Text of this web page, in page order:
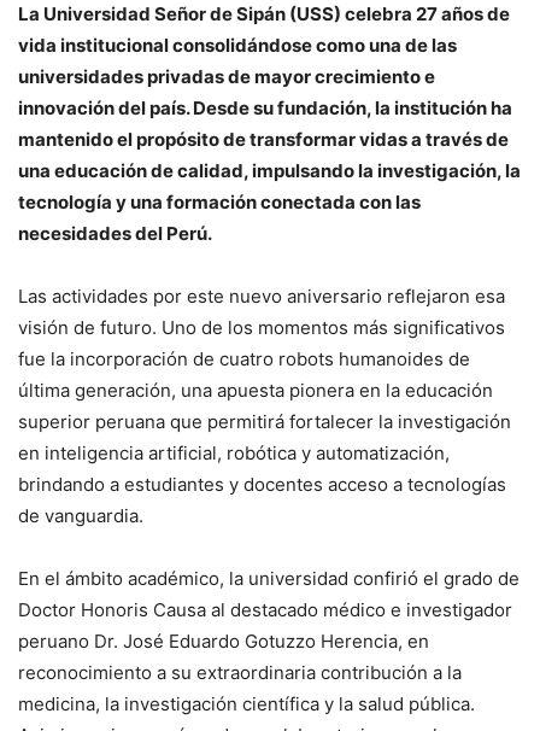
La Universidad Señor de Sipán (USS) celebra 27 años de
vida institucional consolidándose como una de las
universidades privadas de mayor crecimiento e
innovación del país. Desde su fundación, la institución ha
mantenido el propósito de transformar vidas a través de
una educación de calidad, impulsando la investigación, la
tecnología y una formación conectada con las
necesidades del Perú.
Las actividades por este nuevo aniversario reflejaron esa
visión de futuro. Uno de los momentos más significativos
fue la incorporación de cuatro robots humanoides de
última generación, una apuesta pionera en la educación
superior peruana que permitirá fortalecer la investigación
en inteligencia artificial, robótica y automatización,
brindando a estudiantes y docentes acceso a tecnologías
de vanguardia.
En el ámbito académico, la universidad confirió el grado de
Doctor Honoris Causa al destacado médico e investigador
peruano Dr. José Eduardo Gotuzzo Herencia, en
reconocimiento a su extraordinaria contribución a la
medicina, la investigación científica y la salud pública.